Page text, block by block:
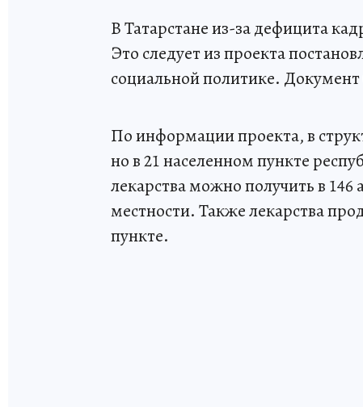
В Татарстане из-за дефицита
Это следует из проекта
социальной политике.
По информации проекта, в
но в 21 населенном пункте
лекарства можно получить в
местности. Также лекарства
пункте.